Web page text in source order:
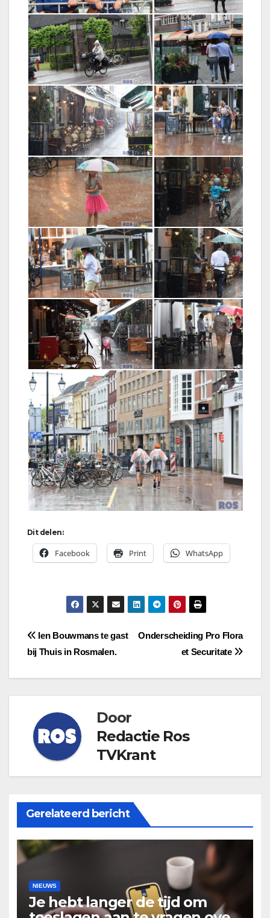
Dit delen:
Facebook Print WhatsApp
Bericht
navigatie
Onderscheiding Pro Flora
et Securitate
Ien Bouwmans te gast
bij Thuis in Rosmalen.
Door
Redactie Ros
TVKrant
Gerelateerd bericht
NIEUWS
Je hebt langer de tijd om